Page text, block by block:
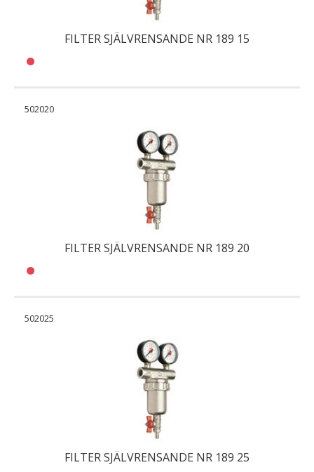
FILTER SJÄLVRENSANDE NR 189 15
502020
FILTER SJÄLVRENSANDE NR 189 20
502025
FILTER SJÄLVRENSANDE NR 189 25